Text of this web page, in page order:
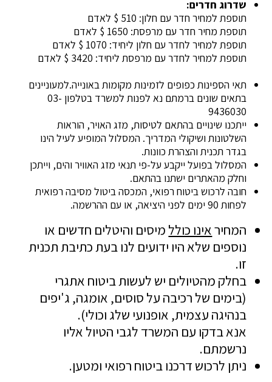
שדרוג חדרים:
תוספת למחיר חדר עם חלון: 510 $ לאדם
תוספת מחיר חדר עם מרפסת: 1650 $ לאדם
תוספת למחיר לחדר עם חלון ליחיד: 1070 $ לאדם
תוספת למחיר לחדר עם מרפסת ליחיד: 3420 $ לאדם
תאי הספינות כפופים לזמינות מקומות באונייה.למעוניינים
בתאים שונים ברמתם נא לפנות למשרד בטלפון 03-
9436030
ייתכנו שינויים בהתאם לטיסות, מזג האויר, הוראות
השלטונות ושיקולי המדריך. המסלול המופיע לעיל הינו
בגדר תכנית והצהרת כוונות.
המסלול בפועל ייקבע על-פי תנאי מזג האוויר והים, וייתכן
וחלק מהאתרים ישתנו בהתאם.
חובה לרכוש ביטוח רפואי, המכסה ביטול מסיבה רפואית
לפחות 90 ימים לפני היציאה, או עם ההרשמה.
המחיר אינו כולל מיסים והיטלים חדשים או
נוספים שלא היו ידועים לנו בעת כתיבת תכנית
זו.
בחלק מהטיולים יש לעשות ביטוח אתגרי
(בימים של רכיבה על סוסים, אומגה, ג'יפים
בנהיגה עצמית, אופנועי שלג וכולי).
אנא בדקו עם המשרד לגבי הטיול אליו
נרשמתם.
ניתן לרכוש דרכנו ביטוח רפואי ומטען.